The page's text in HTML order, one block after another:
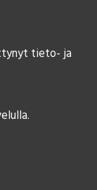
tieto- ja